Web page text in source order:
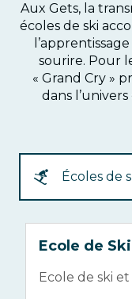
Aux Gets, la
écoles de ski
sourire. Pour
« Grand Cry »
dans
Écoles de
Glisses d'hiver
Écoles
de
ski
Ecole de
Ecole de ski